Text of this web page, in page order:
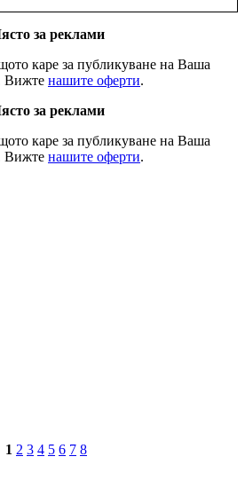
за реклами
каре за публикуване на Ваша
Вижте нашите оферти.
за реклами
каре за публикуване на Ваша
Вижте нашите оферти.
1 2 3 4 5 6 7 8